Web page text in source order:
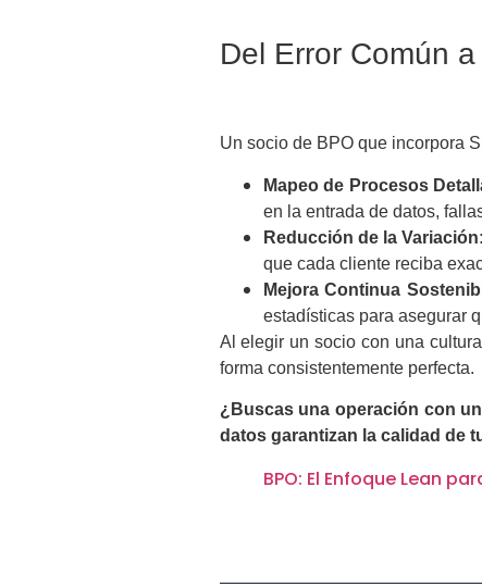
Del Error Común
Un socio de BPO que incorpora
Mapeo de Procesos
en la entrada de datos,
Reducción de la Variación:
que cada cliente reciba
Mejora Continua
estadísticas para asegurar
Al elegir un socio con una
forma consistentemente perfecta.
¿Buscas una operación con
datos garantizan la calidad de
BPO: El Enfoque Lean